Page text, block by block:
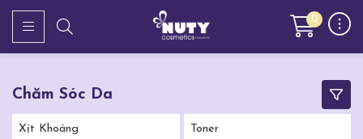
0
Chăm Sóc Da
Xịt Khoáng Toner